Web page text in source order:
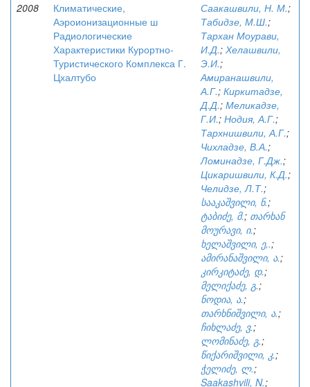
2008
Климатические,
Аэроионизационные ш
Радиологические
Характеристики Курортно-
Туристического Комплекса Г.
Цхалтубо
Саакашвили, Н. М.;
Табидзе, М.Ш.;
Тархан Моурави,
И.Д.; Хелашвили,
Э.И.;
Амиранашвили,
А.Г.; Киркитадзе,
Д.Д.; Меликадзе,
Г.И.; Нодия, А.Г.;
Тархнишвили, А.Г.;
Чихладзе, В.А.;
Ломинадзе, Г.Дж.;
Цикаришвили, К.Д.;
Челидзе, Л.Т.;
სააკაშვილი, ნ.;
ტაბიძე, მ.; თარხან
მოურავი, ი.;
ხელაშვილი, ე,.;
ამირანაშვილი, ა.;
კირკიტაძე, დ.;
მელიქაძე, გ.;
ნოდია, ა.;
თარხნიშვილი, ა.;
ჩიხლაძე, ვ.;
ლომინაძე, გ.;
წიქარიშვილი, კ.;
ჭელიძე, ლ.;
Saakashvili, N.;